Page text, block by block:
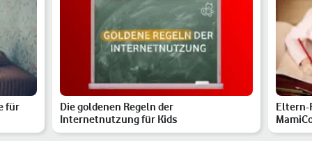
für
Die goldenen Regeln der
Internetnutzung für Kids
Eltern-
Ma…